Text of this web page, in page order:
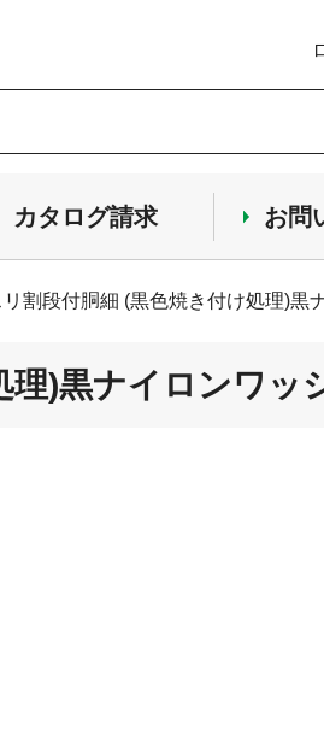
カタログ請求 お問
割段付胴細 (黒色焼き付け処理)黒
)黒ナイロンワッ